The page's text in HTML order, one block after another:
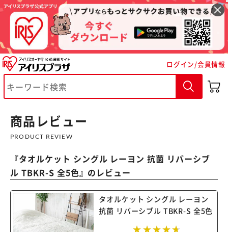
ログイン/会員情報
商品レビュー
PRODUCT REVIEW
『タオルケット シングル レーヨン 抗菌 リバーシブ
ル TBKR-S 全5色』のレビュー
タオルケット シングル レーヨン
抗菌 リバーシブル TBKR-S 全5色
※ご確認ください
カートに入れる